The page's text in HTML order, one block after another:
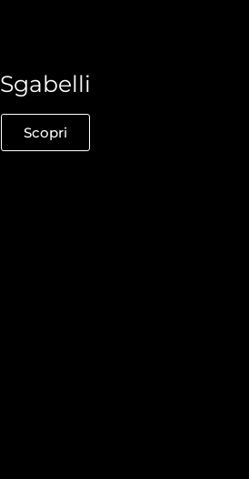
Sgabelli
Scopri